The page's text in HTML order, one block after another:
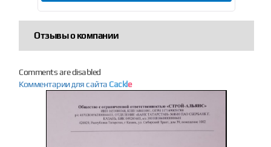
Отзывы о компании
Comments are disabled
Комментарии для сайта Cackle